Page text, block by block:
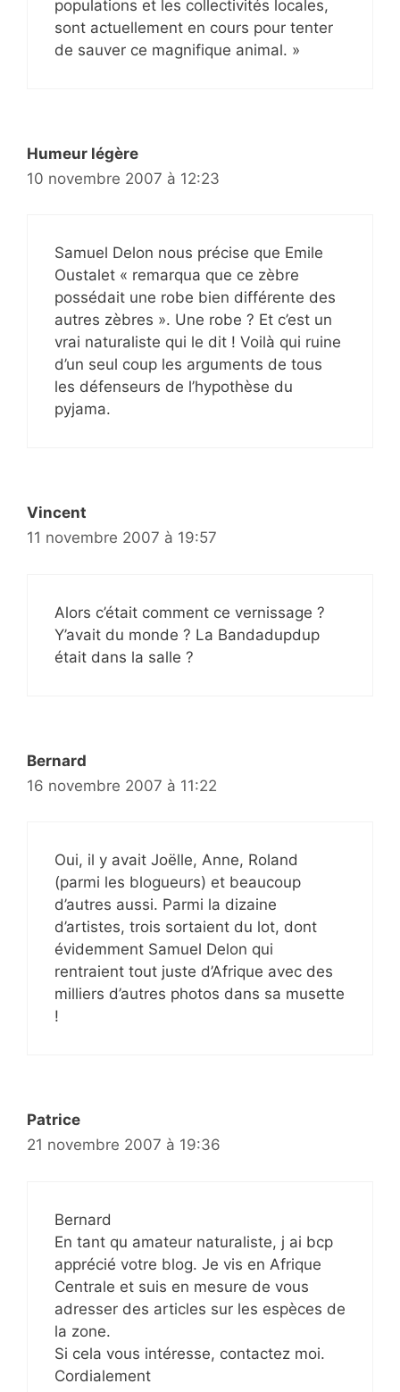
populations et les collectivités locales,
sont actuellement en cours pour tenter
de sauver ce magnifique animal. »
Humeur légère
10 novembre 2007 à 12:23
Samuel Delon nous précise que Emile
Oustalet « remarqua que ce zèbre
possédait une robe bien différente des
autres zèbres ». Une robe ? Et c’est un
vrai naturaliste qui le dit ! Voilà qui ruine
d’un seul coup les arguments de tous
les défenseurs de l’hypothèse du
pyjama.
Vincent
11 novembre 2007 à 19:57
Alors c’était comment ce vernissage ?
Y’avait du monde ? La Bandadupdup
était dans la salle ?
Bernard
16 novembre 2007 à 11:22
Oui, il y avait Joëlle, Anne, Roland
(parmi les blogueurs) et beaucoup
d’autres aussi. Parmi la dizaine
d’artistes, trois sortaient du lot, dont
évidemment Samuel Delon qui
rentraient tout juste d’Afrique avec des
milliers d’autres photos dans sa musette
!
Patrice
21 novembre 2007 à 19:36
Bernard
En tant qu amateur naturaliste, j ai bcp
apprécié votre blog. Je vis en Afrique
Centrale et suis en mesure de vous
adresser des articles sur les espèces de
la zone.
Si cela vous intéresse, contactez moi.
Cordialement